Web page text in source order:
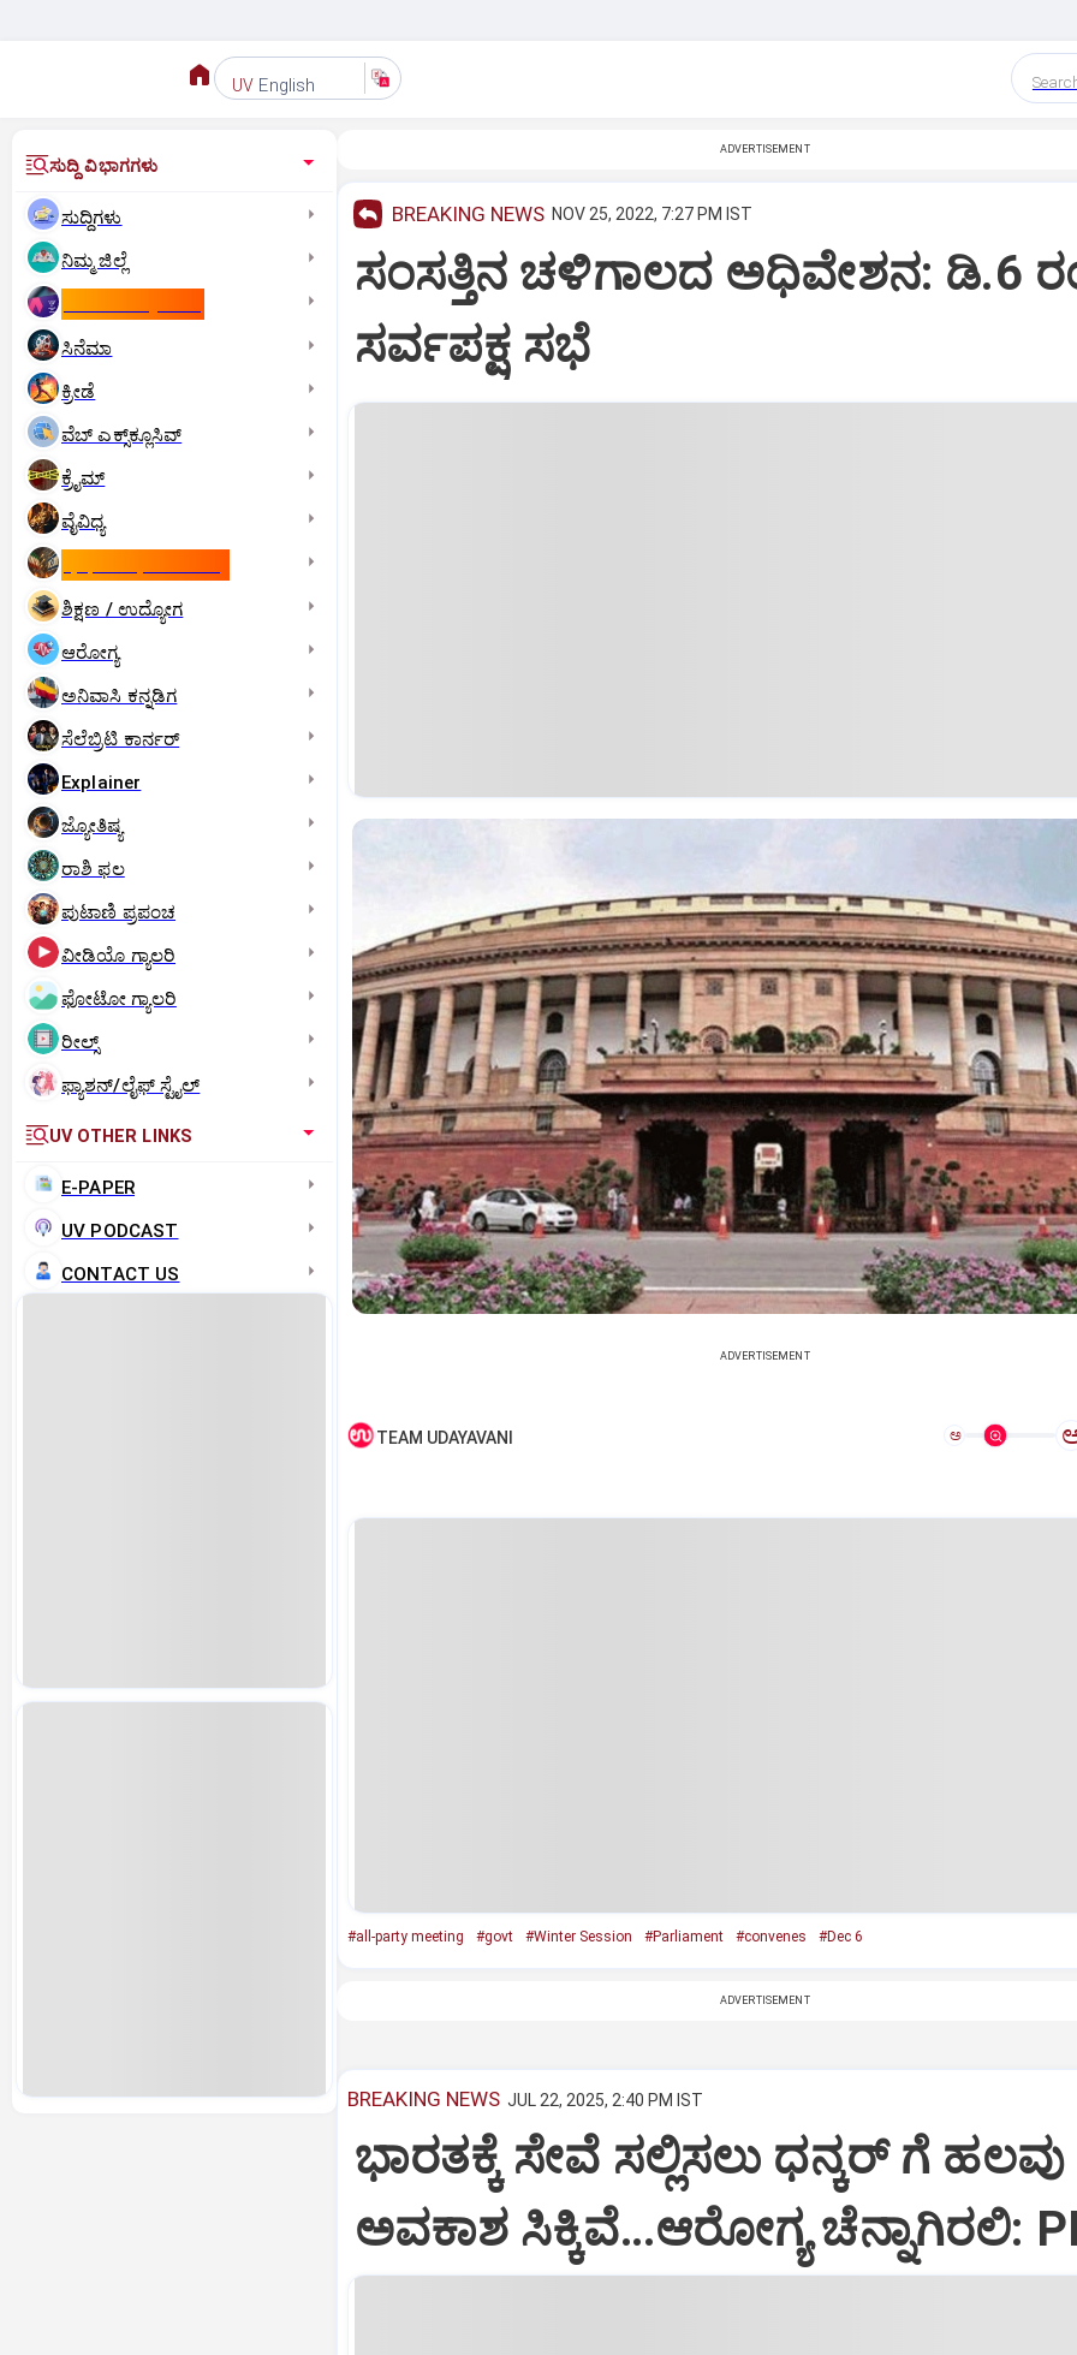
UV English
ಸುದ್ದಿ ವಿಭಾಗಗಳು
ಸುದ್ದಿಗಳು
ನಿಮ್ಮ ಜಿಲ್ಲೆ
ಸಿನೆಮಾ
ಕ್ರೀಡೆ
ವೆಬ್ ಎಕ್ಸ್‌ಕ್ಲೂಸಿವ್
ಕ್ರೈಮ್
ವೈವಿಧ್ಯ
ಶಿಕ್ಷಣ / ಉದ್ಯೋಗ
ಆರೋಗ್ಯ
ಅನಿವಾಸಿ ಕನ್ನಡಿಗ
ಸೆಲೆಬ್ರಿಟಿ ಕಾರ್ನರ್‌
Explainer
ಜ್ಯೋತಿಷ್ಯ
ರಾಶಿ ಫಲ
ಪುಟಾಣಿ ಪ್ರಪಂಚ
ವೀಡಿಯೊ ಗ್ಯಾಲರಿ
ಫೋಟೋ ಗ್ಯಾಲರಿ
ರೀಲ್ಸ್
ಫ್ಯಾಶನ್/ಲೈಫ್‌ ಸ್ಟೈಲ್
UV OTHER LINKS
E-PAPER
UV PODCAST
CONTACT US
ADVERTISEMENT
BREAKING NEWS NOV 25, 2022, 7:27 PM IST
ಸಂಸತ್ತಿನ ಚಳಿಗಾಲದ ಅಧಿವೇಶನ: ಡಿ.6
ಸರ್ವಪಕ್ಷ ಸಭೆ
ADVERTISEMENT
TEAM UDAYAVANI ಅ
#all-party meeting #govt #Winter Session #Parliament #convenes #Dec 6
ADVERTISEMENT
BREAKING NEWS JUL 22, 2025, 2:40 PM IST
ಭಾರತಕ್ಕೆ ಸೇವೆ ಸಲ್ಲಿಸಲು ಧನ್ಕರ್‌ ಗೆ ಹಲವು
ಅವಕಾಶ ಸಿಕ್ಕಿವೆ…ಆರೋಗ್ಯ ಚೆನ್ನಾಗಿರಲಿ: